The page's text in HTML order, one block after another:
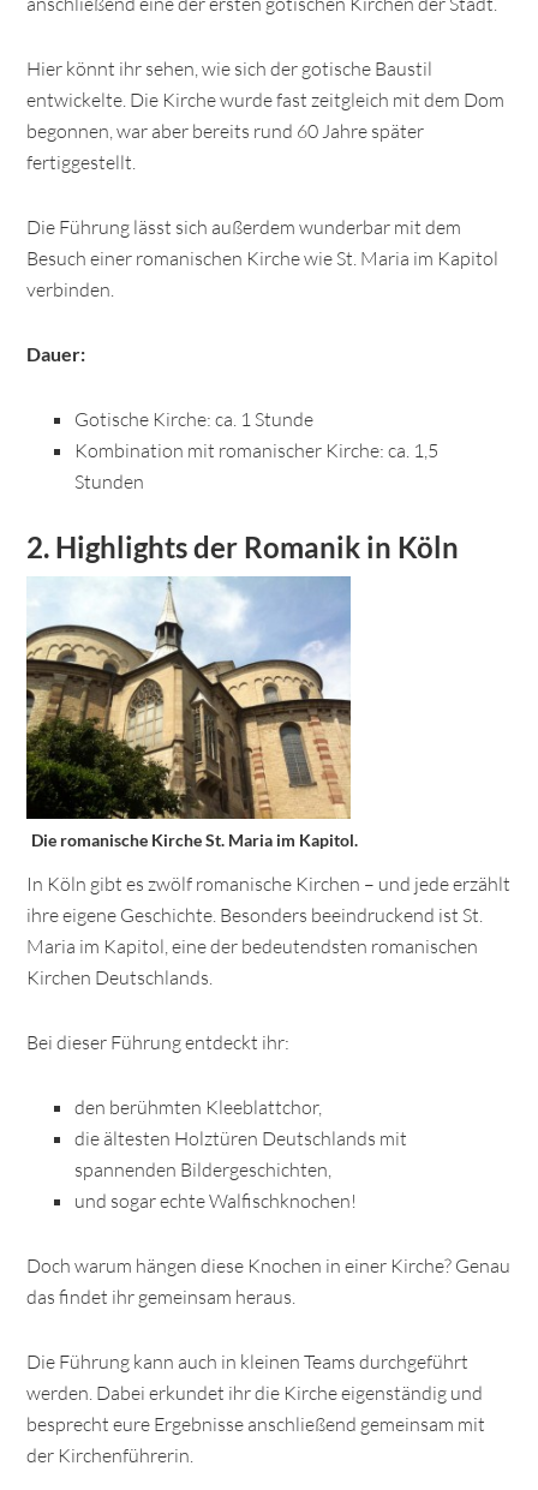
Hier könnt ihr sehen, wie sich der gotische Baustil
entwickelte. Die Kirche wurde fast zeitgleich mit dem Dom
begonnen, war aber bereits rund 60 Jahre später
fertiggestellt.
Die Führung lässt sich außerdem wunderbar mit dem
Besuch einer romanischen Kirche wie St. Maria im Kapitol
verbinden.
Dauer:
Gotische Kirche: ca. 1 Stunde
Kombination mit romanischer Kirche: ca. 1,5
Stunden
2. Highlights der Romanik in Köln
Die romanische Kirche St. Maria im Kapitol.
In Köln gibt es zwölf romanische Kirchen – und jede erzählt
ihre eigene Geschichte. Besonders beeindruckend ist St.
Maria im Kapitol, eine der bedeutendsten romanischen
Kirchen Deutschlands.
Bei dieser Führung entdeckt ihr:
den berühmten Kleeblattchor,
die ältesten Holztüren Deutschlands mit
spannenden Bildergeschichten,
und sogar echte Walfischknochen!
Doch warum hängen diese Knochen in einer Kirche? Genau
das findet ihr gemeinsam heraus.
Die Führung kann auch in kleinen Teams durchgeführt
werden. Dabei erkundet ihr die Kirche eigenständig und
besprecht eure Ergebnisse anschließend gemeinsam mit
der Kirchenführerin.